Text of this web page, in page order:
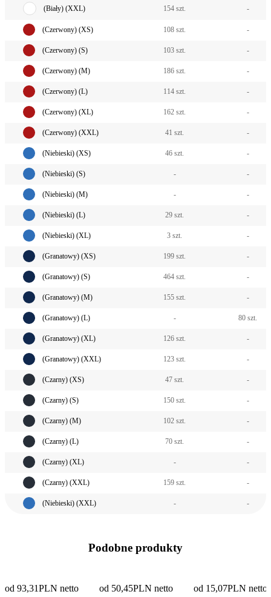
(Biały) (XXL) 154 szt. -
(Czerwony) (XS) 108 szt. -
(Czerwony) (S) 103 szt. -
(Czerwony) (M) 186 szt. -
(Czerwony) (L) 114 szt. -
(Czerwony) (XL) 162 szt. -
(Czerwony) (XXL) 41 szt. -
(Niebieski) (XS) 46 szt. -
(Niebieski) (S) - -
(Niebieski) (M) - -
(Niebieski) (L) 29 szt. -
(Niebieski) (XL) 3 szt. -
(Granatowy) (XS) 199 szt. -
(Granatowy) (S) 464 szt. -
(Granatowy) (M) 155 szt. -
(Granatowy) (L) - 80 szt.
(Granatowy) (XL) 126 szt. -
(Granatowy) (XXL) 123 szt. -
(Czarny) (XS) 47 szt. -
(Czarny) (S) 150 szt. -
(Czarny) (M) 102 szt. -
(Czarny) (L) 70 szt. -
(Czarny) (XL) - -
(Czarny) (XXL) 159 szt. -
(Niebieski) (XXL) - -
Podobne produkty
od 93,31PLN netto od 50,45PLN netto od 15,07PLN netto